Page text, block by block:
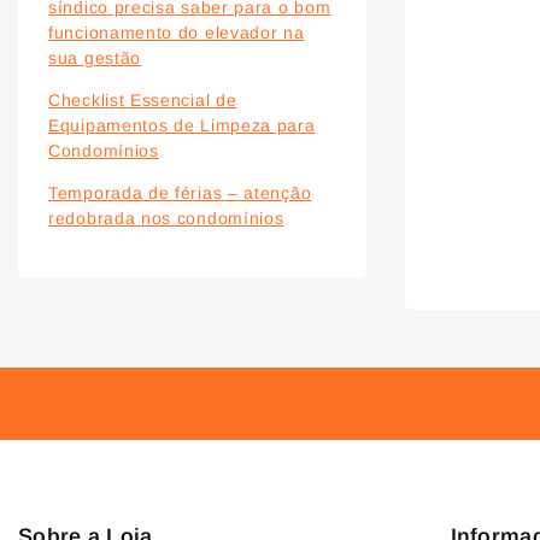
síndico precisa saber para o bom
funcionamento do elevador na
sua gestão
Checklist Essencial de
Equipamentos de Limpeza para
Condomínios
Temporada de férias – atenção
redobrada nos condomínios